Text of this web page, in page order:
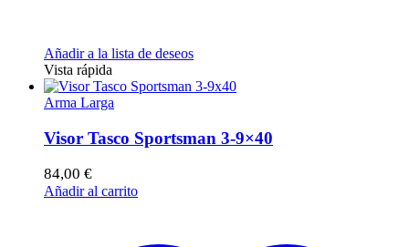
Añadir a la lista de deseos
Vista rápida
Arma Larga
Visor Tasco Sportsman 3-9×40
84,00 €
Añadir al carrito